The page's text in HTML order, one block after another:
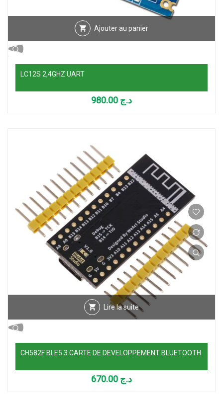
Ajouter au panier
LC12S 2,4GHZ UART
د.ج
Lire la suite
CH582F BLE5.3 CARTE DE DEVELOPPEMENT BLUETOOTH
د.ج